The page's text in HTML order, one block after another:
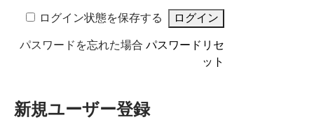
ログイン状態を保存する
パスワードを忘れた場合 パスワードリセ
ット
新規ユーザー登録